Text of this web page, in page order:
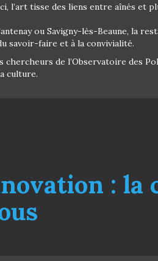
l’art tisse des liens entre aînés et
ou Savigny-lès-Beaune, la
savoir-faire et à la convivialité.
chercheurs de l’Observatoire des
culture.
: la